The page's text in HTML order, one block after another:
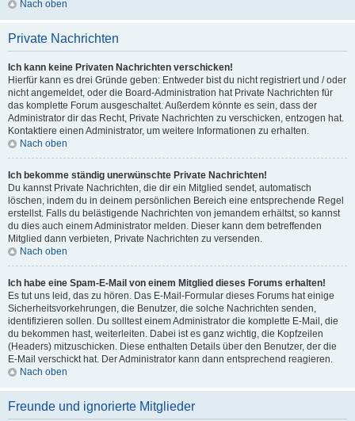
Nach oben
Private Nachrichten
Ich kann keine Privaten Nachrichten verschicken!
Hierfür kann es drei Gründe geben: Entweder bist du nicht registriert und / oder
nicht angemeldet, oder die Board-Administration hat Private Nachrichten für
das komplette Forum ausgeschaltet. Außerdem könnte es sein, dass der
Administrator dir das Recht, Private Nachrichten zu verschicken, entzogen hat.
Kontaktiere einen Administrator, um weitere Informationen zu erhalten.
Nach oben
Ich bekomme ständig unerwünschte Private Nachrichten!
Du kannst Private Nachrichten, die dir ein Mitglied sendet, automatisch
löschen, indem du in deinem persönlichen Bereich eine entsprechende Regel
erstellst. Falls du belästigende Nachrichten von jemandem erhältst, so kannst
du dies auch einem Administrator melden. Dieser kann dem betreffenden
Mitglied dann verbieten, Private Nachrichten zu versenden.
Nach oben
Ich habe eine Spam-E-Mail von einem Mitglied dieses Forums erhalten!
Es tut uns leid, das zu hören. Das E-Mail-Formular dieses Forums hat einige
Sicherheitsvorkehrungen, die Benutzer, die solche Nachrichten senden,
identifizieren sollen. Du solltest einem Administrator die komplette E-Mail, die
du bekommen hast, weiterleiten. Dabei ist es ganz wichtig, die Kopfzeilen
(Headers) mitzuschicken. Diese enthalten Details über den Benutzer, der die
E-Mail verschickt hat. Der Administrator kann dann entsprechend reagieren.
Nach oben
Freunde und ignorierte Mitglieder